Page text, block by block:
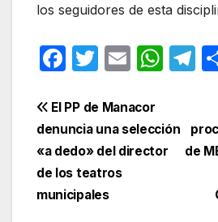
los seguidores de esta
F
c
e
b
o
T
itt
er
E
ail
W
s
A
T
a
m
Navegación
de
entradas
de
El PP de Manacor
denuncia una selección
«a dedo» del director
de los teatros
municipales